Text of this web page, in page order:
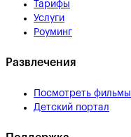
Тарифы
Услуги
Роуминг
Развлечения
Посмотреть фильмы
Детский портал